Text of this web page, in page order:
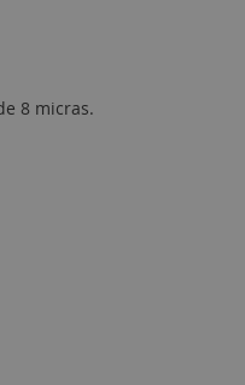
8 micras.